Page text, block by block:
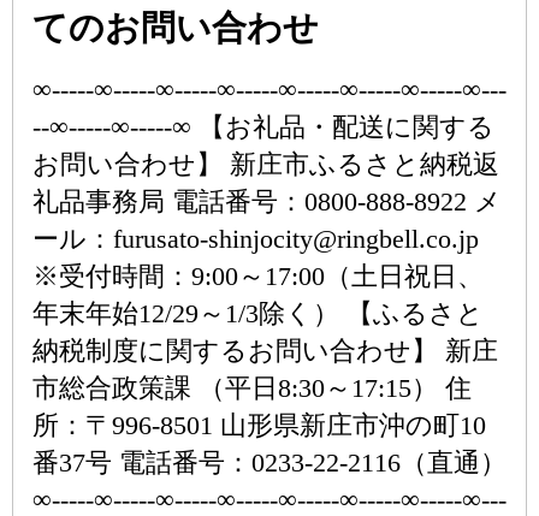
てのお問い合わせ
∞-----∞-----∞-----∞-----∞-----∞-----∞-----∞---
--∞-----∞-----∞ 【お礼品・配送に関する
お問い合わせ】 新庄市ふるさと納税返
礼品事務局 電話番号：0800-888-8922 メ
ール：furusato-shinjocity@ringbell.co.jp
※受付時間：9:00～17:00（土日祝日、
年末年始12/29～1/3除く） 【ふるさと
納税制度に関するお問い合わせ】 新庄
市総合政策課 （平日8:30～17:15） 住
所：〒996-8501 山形県新庄市沖の町10
番37号 電話番号：0233-22-2116（直通）
∞-----∞-----∞-----∞-----∞-----∞-----∞-----∞---